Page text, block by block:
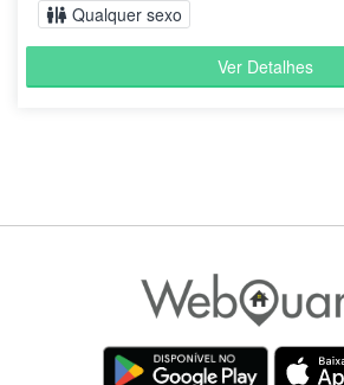
Qualquer sexo
Ver Detalhes